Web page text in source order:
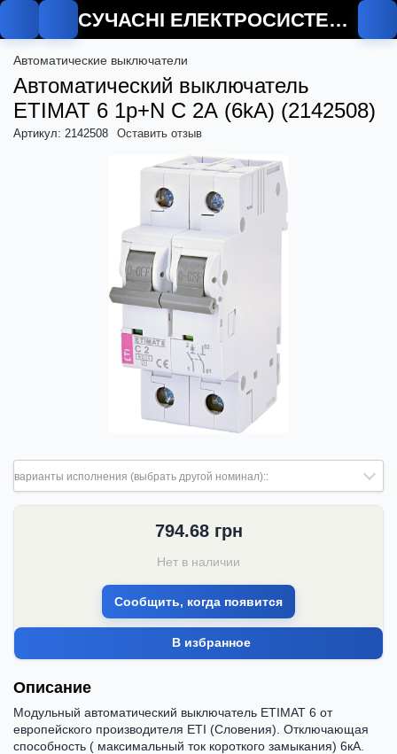
СУЧАСНІ ЕЛЕКТРОСИСТЕМИ
Автоматические выключатели
Автоматический выключатель
ETIMAT 6 1p+N C 2А (6kA) (2142508)
Артикул: 2142508 Оставить отзыв
варианты исполнения (выбрать другой номинал)::
794.68грн
Нет в наличии
Сообщить, когда появится
В избранное
Описание
Модульный автоматический выключатель ETIMAT 6 от
европейского производителя ETI (Словения). Отключающая
способность ( максимальный ток короткого замыкания) 6кА.